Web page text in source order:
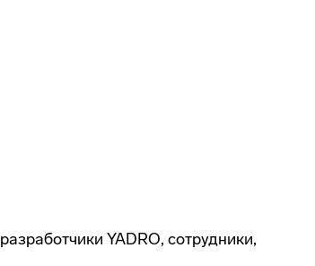
YADRO, сотрудники,